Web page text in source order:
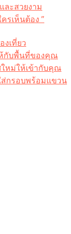
ละสวยงาม
รเห็นต้อง ”
งเที่ยว
กับพื้นที่ของคุณ
ใหม่ให้เข้ากับคุณ
กรอบพร้อมแขวน​